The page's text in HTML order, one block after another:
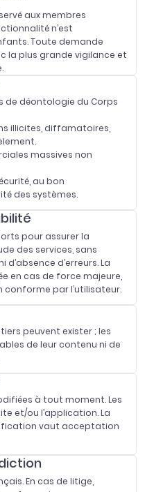
aux membres
n’est
Toute demande
la plus grande vigilance et
de déontologie du Corps
illicites, diffamatoires,
massives non
au bon
des systèmes.
pour assurer la
des services, sans
d’erreurs. La
en cas de force majeure,
conforme par l’utilisateur.
peuvent exister ; les
de leur contenu ni de
à tout moment. Les
et/ou l’application. La
vaut acceptation
En cas de litige,